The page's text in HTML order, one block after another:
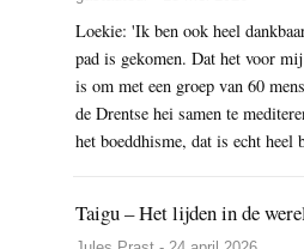
Loekie: 'Ik ben ook heel
pad is gekomen. Dat het voor
is om met een groep van 60
de Drentse hei samen te
het boeddhisme, dat is echt heel
Taigu – Het lijden in de